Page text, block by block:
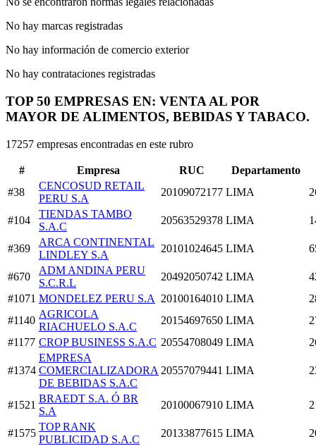
No hay marcas registradas
No hay información de comercio exterior
No hay contrataciones registradas
TOP 50 EMPRESAS EN: VENTA AL POR
MAYOR DE ALIMENTOS, BEBIDAS Y TABACO.
17257 empresas encontradas en este rubro
# Empresa RUC
Departamento
#38
CENCOSUD RETAIL
PERU S.A
20109072177 LIMA
#104
TIENDAS TAMBO
S.A.C
20563529378 LIMA
#369
ARCA CONTINENTAL
LINDLEY S.A
20101024645 LIMA
#670
ADM ANDINA PERU
S.C.R.L
20492050742 LIMA
#1071 MONDELEZ PERU S.A 20100164010 LIMA
#1140
AGRICOLA
RIACHUELO S.A.C
20154697650 LIMA
#1177 CROP BUSINESS S.A.C 20554708049 LIMA
#1374
EMPRESA
COMERCIALIZADORA
DE BEBIDAS S.A.C
20557079441 LIMA
#1521
BRAEDT S.A. Ó BR
S.A
20100067910 LIMA
#1575
TOP RANK
PUBLICIDAD S.A.C
20133877615 LIMA